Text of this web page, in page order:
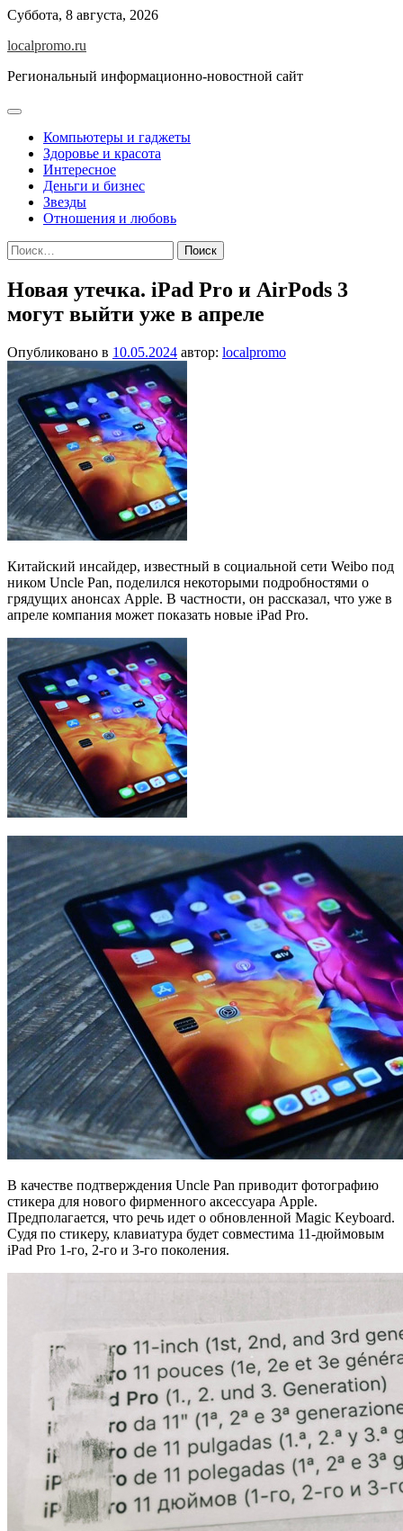
Перейти
содержимому
Суббота, 8 августа, 2026
localpromo.ru
Региональный информационно-новостной сайт
Компьютеры и гаджеты
Здоровье и красота
Интересное
Деньги и бизнес
Звезды
Отношения и любовь
Найти:
Новая утечка. iPad Pro и AirPods 3
могут выйти уже в апреле
Опубликовано в 10.05.2024 автор: localpromo
Китайский инсайдер, известный в социальной сети Weibo под
ником Uncle Pan, поделился некоторыми подробностями о
грядущих анонсах Apple. В частности, он рассказал, что уже в
апреле компания может показать новые iPad Pro.
В качестве подтверждения Uncle Pan приводит фотографию
стикера для нового фирменного аксессуара Apple.
Предполагается, что речь идет о обновленной Magic Keyboard.
Судя по стикеру, клавиатура будет совместима 11-дюймовым
iPad Pro 1-го, 2-го и 3-го поколения.